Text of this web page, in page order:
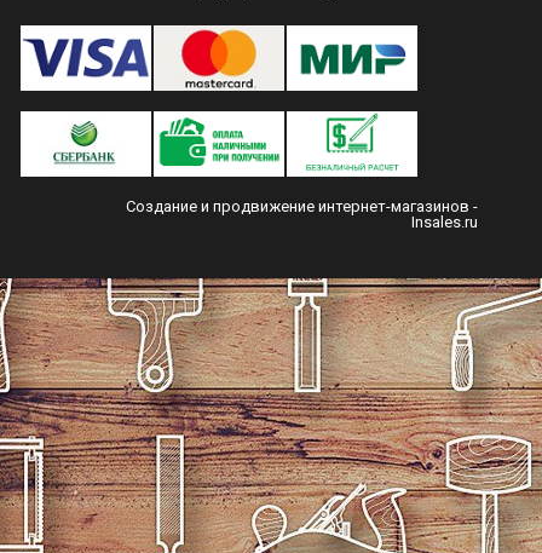
Создание и продвижение интернет-магазинов -
Insales.ru